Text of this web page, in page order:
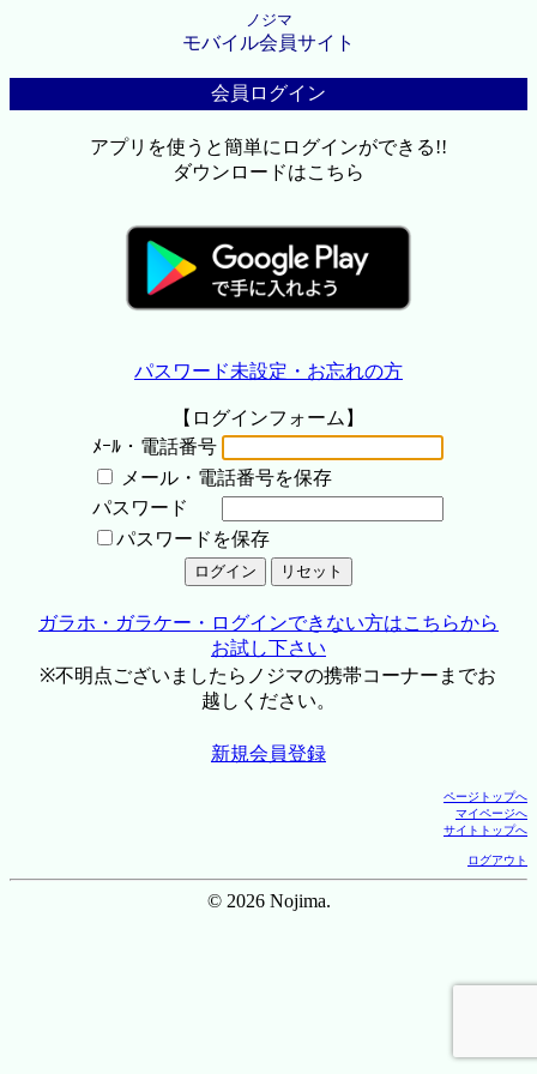
ノジマ
モバイル会員サイト
会員ログイン
アプリを使うと簡単にログインができる!!
ダウンロードはこちら
パスワード未設定・お忘れの方
【ログインフォーム】
ﾒｰﾙ・電話番号
メール・電話番号を保存
パスワード
パスワードを保存
ガラホ・ガラケー・ログインできない方はこちらから
お試し下さい
※不明点ございましたらノジマの携帯コーナーまでお
越しください。
新規会員登録
ページトップへ
マイページへ
サイトトップへ
ログアウト
© 2026 Nojima.